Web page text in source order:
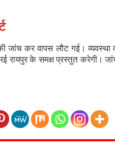
जांच कर वापस लौट गई।
रायपुर के समक्ष प्रस्तुत